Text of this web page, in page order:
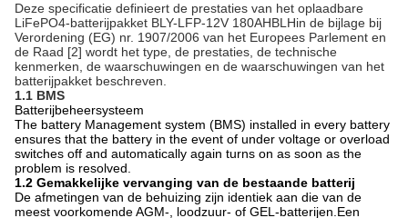
Deze specificatie definieert de prestaties van het oplaadbare
LiFePO4-batterijpakket BLY-LFP-12V 180AHBLHin de bijlage bij
Verordening (EG) nr. 1907/2006 van het Europees Parlement en
de Raad [2] wordt het type, de prestaties, de technische
kenmerken, de waarschuwingen en de waarschuwingen van het
batterijpakket beschreven.
1.1 BMS
Batterijbeheersysteem
The battery Management system (BMS) installed in every battery
ensures that the battery in the event of under voltage or overload
switches off and automatically again turns on as soon as the
problem is resolved.
1.2 Gemakkelijke vervanging van de bestaande batterij
De afmetingen van de behuizing zijn identiek aan die van de
meest voorkomende AGM-, loodzuur- of GEL-batterijen.Een